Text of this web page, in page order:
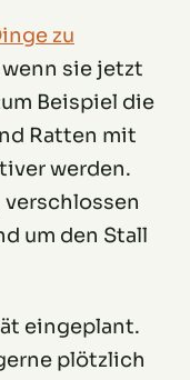
zu
sie jetzt
Beispiel die
Ratten mit
werden.
verschlossen
um den Stall
eingeplant.
plötzlich